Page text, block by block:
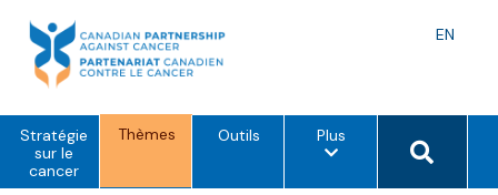
content
EN
Stratégie
sur le
cancer
Thèmes Outils Pluso
i
Search